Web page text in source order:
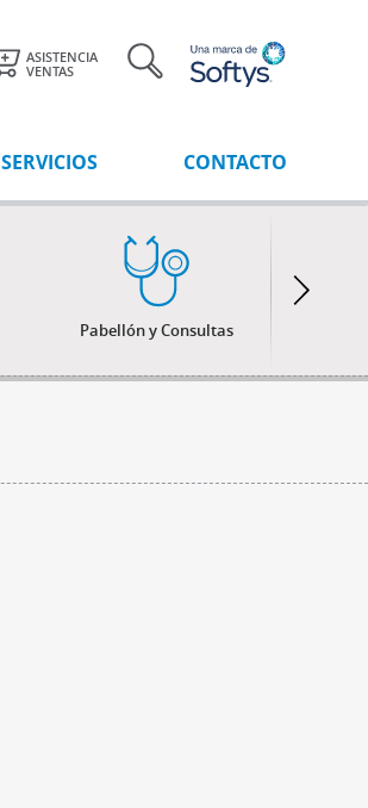
ASISTENCIA
VENTAS
SERVICIOS CONTACTO
Pabellón y Consultas